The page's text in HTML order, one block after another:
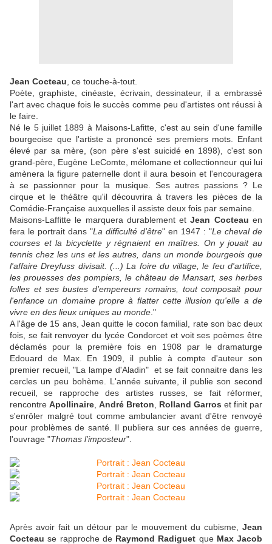
Jean Cocteau , ce touche-à-tout.
Poète, graphiste, cinéaste, écrivain, dessinateur, il a embrassé
l'art avec chaque fois le succès comme peu d'artistes ont réussi à
le faire.
Né le 5 juillet 1889 à Maisons-Lafitte, c'est au sein d'une famille
bourgeoise que l'artiste a prononcé ses premiers mots. Enfant
élevé par sa mère, (son père s'est suicidé en 1898), c'est son
grand-père, Eugène LeComte, mélomane et collectionneur qui lui
amènera la figure paternelle dont il aura besoin et l'encouragera
à se passionner pour la musique. Ses autres passions ? Le
cirque et le théâtre qu'il découvrira à travers les pièces de la
Comédie-Française auxquelles il assiste deux fois par semaine.
Maisons-Laffitte le marquera durablement etJean Cocteau en
fera le portrait dans "La difficulté d'être" en 1947 : "Le cheval de
courses et la bicyclette y régnaient en maîtres. On y jouait au
tennis chez les uns et les autres, dans un monde bourgeois que
l'affaire Dreyfuss divisait. (...) La foire du village, le feu d'artifice,
les prouesses des pompiers, le château de Mansart, ses herbes
folles et ses bustes d'empereurs romains, tout composait pour
l'enfance un domaine propre à flatter cette illusion qu'elle a de
vivre en des lieux uniques au monde ."
A l'âge de 15 ans, Jean quitte le cocon familial, rate son bac deux
fois, se fait renvoyer du lycée Condorcet et voit ses poèmes être
déclamés pour la première fois en 1908 par le dramaturge
Edouard de Max. En 1909, il publie à compte d'auteur son
premier recueil, "La lampe d'Aladin" et se fait connaitre dans les
cercles un peu bohème. L'année suivante, il publie son second
recueil, se rapproche des artistes russes, se fait réformer,
rencontre Apollinaire André Breton Rolland Garros et finit par
s'enrôler malgré tout comme ambulancier avant d'être renvoyé
pour problèmes de santé. Il publiera sur ces années de guerre,
l'ouvrage "Thomas l'imposteur".
Après avoir fait un détour par le mouvement du cubisme, Jean
Cocteau se rapproche de Raymond Radiguet que Max Jacob